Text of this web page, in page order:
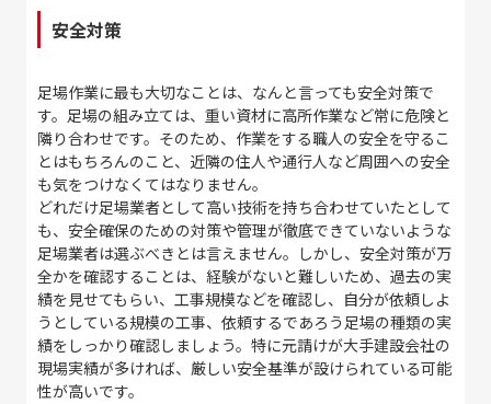
安全対策
足場作業に最も大切なことは、なんと言っても安全対策で
す。足場の組み立ては、重い資材に高所作業など常に危険と
隣り合わせです。そのため、作業をする職人の安全を守るこ
とはもちろんのこと、近隣の住人や通行人など周囲への安全
も気をつけなくてはなりません。
どれだけ足場業者として高い技術を持ち合わせていたとして
も、安全確保のための対策や管理が徹底できていないような
足場業者は選ぶべきとは言えません。しかし、安全対策が万
全かを確認することは、経験がないと難しいため、過去の実
績を見せてもらい、工事規模などを確認し、自分が依頼しよ
うとしている規模の工事、依頼するであろう足場の種類の実
績をしっかり確認しましょう。特に元請けが大手建設会社の
現場実績が多ければ、厳しい安全基準が設けられている可能
性が高いです。